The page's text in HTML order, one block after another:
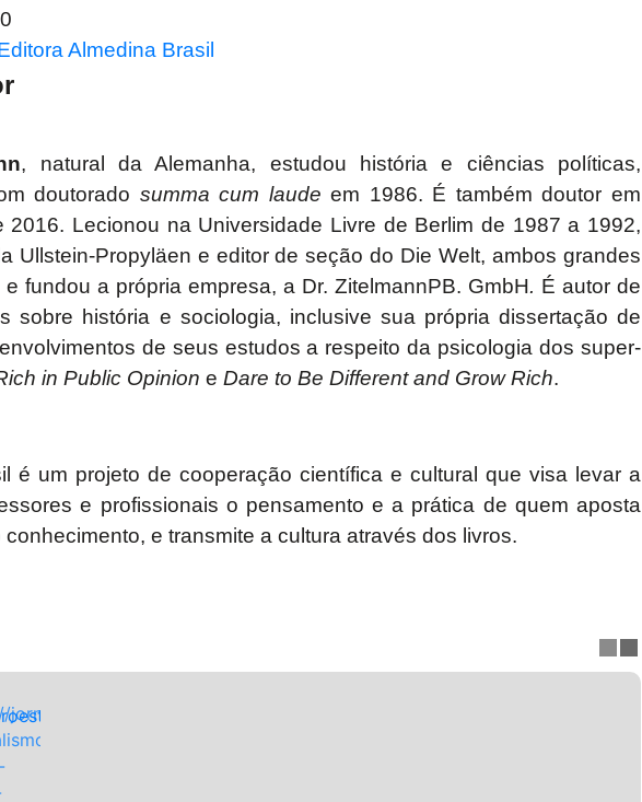
Almedina Brasil
, natural da Alemanha, estudou história e ciências políticas,
doutorado summa cum laude em 1986. É também doutor em
2016. Lecionou na Universidade Livre de Berlim de 1987 a 1992,
Ullstein-Propyläen e editor de seção do Die Welt, ambos grandes
fundou a própria empresa, a Dr. ZitelmannPB. GmbH. É autor de
sobre história e sociologia, inclusive sua própria dissertação de
de seus estudos a respeito da psicologia dos super-
in Public Opinion e Dare to Be Different and Grow Rich.
é um projeto de cooperação científica e cultural que visa levar a
e profissionais o pensamento e a prática de quem aposta
e transmite a cultura através dos livros.